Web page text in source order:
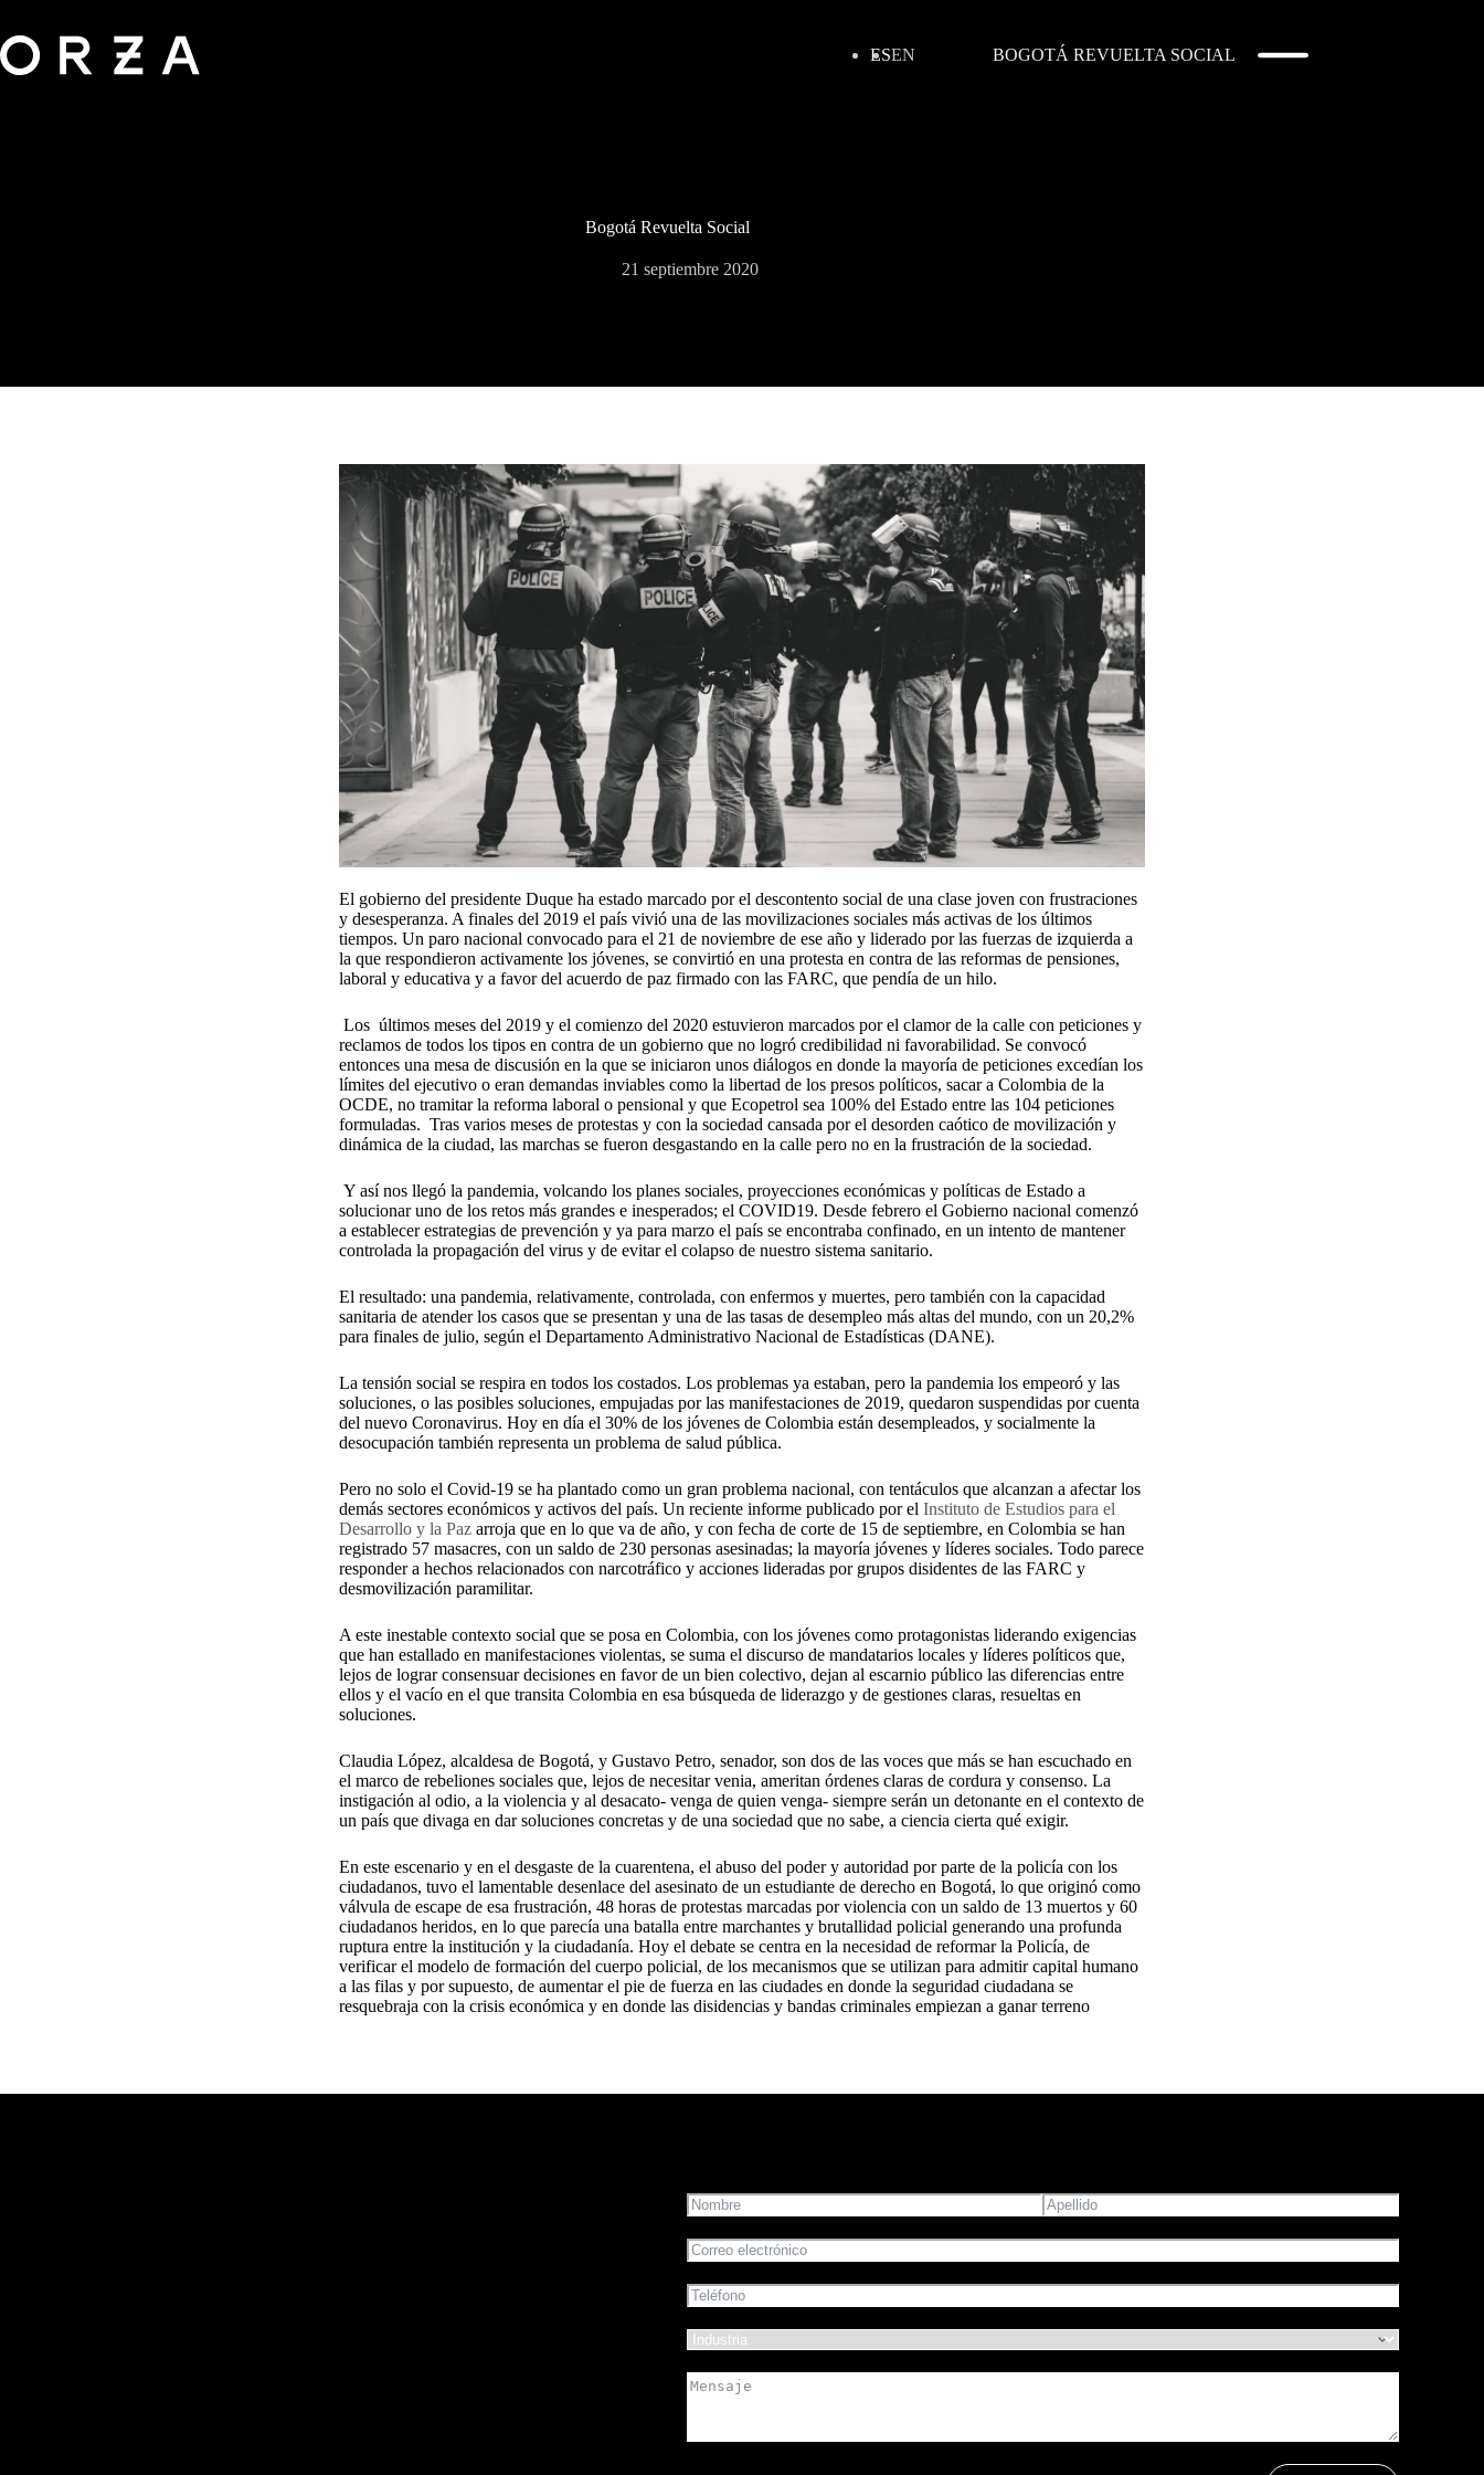
ESEN BOGOTÁ REVUELTA SOCIAL
Bogotá Revuelta Social
21 septiembre 2020
El gobierno del presidente Duque ha estado marcado por el descontento social de una clase joven con frustraciones
y desesperanza. A finales del 2019 el país vivió una de las movilizaciones sociales más activas de los últimos
tiempos. Un paro nacional convocado para el 21 de noviembre de ese año y liderado por las fuerzas de izquierda a
la que respondieron activamente los jóvenes, se convirtió en una protesta en contra de las reformas de pensiones,
laboral y educativa y a favor del acuerdo de paz firmado con las FARC, que pendía de un hilo.
Los últimos meses del 2019 y el comienzo del 2020 estuvieron marcados por el clamor de la calle con peticiones y
reclamos de todos los tipos en contra de un gobierno que no logró credibilidad ni favorabilidad. Se convocó
entonces una mesa de discusión en la que se iniciaron unos diálogos en donde la mayoría de peticiones excedían los
límites del ejecutivo o eran demandas inviables como la libertad de los presos políticos, sacar a Colombia de la
OCDE, no tramitar la reforma laboral o pensional y que Ecopetrol sea 100% del Estado entre las 104 peticiones
formuladas. Tras varios meses de protestas y con la sociedad cansada por el desorden caótico de movilización y
dinámica de la ciudad, las marchas se fueron desgastando en la calle pero no en la frustración de la sociedad.
Y así nos llegó la pandemia, volcando los planes sociales, proyecciones económicas y políticas de Estado a
solucionar uno de los retos más grandes e inesperados; el COVID19. Desde febrero el Gobierno nacional comenzó
a establecer estrategias de prevención y ya para marzo el país se encontraba confinado, en un intento de mantener
controlada la propagación del virus y de evitar el colapso de nuestro sistema sanitario.
El resultado: una pandemia, relativamente, controlada, con enfermos y muertes, pero también con la capacidad
sanitaria de atender los casos que se presentan y una de las tasas de desempleo más altas del mundo, con un 20,2%
para finales de julio, según el Departamento Administrativo Nacional de Estadísticas (DANE).
La tensión social se respira en todos los costados. Los problemas ya estaban, pero la pandemia los empeoró y las
soluciones, o las posibles soluciones, empujadas por las manifestaciones de 2019, quedaron suspendidas por cuenta
del nuevo Coronavirus. Hoy en día el 30% de los jóvenes de Colombia están desempleados, y socialmente la
desocupación también representa un problema de salud pública.
Pero no solo el Covid-19 se ha plantado como un gran problema nacional, con tentáculos que alcanzan a afectar los
demás sectores económicos y activos del país. Un reciente informe publicado por el Instituto de Estudios para el
Desarrollo y la Paz arroja que en lo que va de año, y con fecha de corte de 15 de septiembre, en Colombia se han
registrado 57 masacres, con un saldo de 230 personas asesinadas; la mayoría jóvenes y líderes sociales. Todo parece
responder a hechos relacionados con narcotráfico y acciones lideradas por grupos disidentes de las FARC y
desmovilización paramilitar.
A este inestable contexto social que se posa en Colombia, con los jóvenes como protagonistas liderando exigencias
que han estallado en manifestaciones violentas, se suma el discurso de mandatarios locales y líderes políticos que,
lejos de lograr consensuar decisiones en favor de un bien colectivo, dejan al escarnio público las diferencias entre
ellos y el vacío en el que transita Colombia en esa búsqueda de liderazgo y de gestiones claras, resueltas en
soluciones.
Claudia López, alcaldesa de Bogotá, y Gustavo Petro, senador, son dos de las voces que más se han escuchado en
el marco de rebeliones sociales que, lejos de necesitar venia, ameritan órdenes claras de cordura y consenso. La
instigación al odio, a la violencia y al desacato- venga de quien venga- siempre serán un detonante en el contexto de
un país que divaga en dar soluciones concretas y de una sociedad que no sabe, a ciencia cierta qué exigir.
En este escenario y en el desgaste de la cuarentena, el abuso del poder y autoridad por parte de la policía con los
ciudadanos, tuvo el lamentable desenlace del asesinato de un estudiante de derecho en Bogotá, lo que originó como
válvula de escape de esa frustración, 48 horas de protestas marcadas por violencia con un saldo de 13 muertos y 60
ciudadanos heridos, en lo que parecía una batalla entre marchantes y brutallidad policial generando una profunda
ruptura entre la institución y la ciudadanía. Hoy el debate se centra en la necesidad de reformar la Policía, de
verificar el modelo de formación del cuerpo policial, de los mecanismos que se utilizan para admitir capital humano
a las filas y por supuesto, de aumentar el pie de fuerza en las ciudades en donde la seguridad ciudadana se
resquebraja con la crisis económica y en donde las disidencias y bandas criminales empiezan a ganar terreno